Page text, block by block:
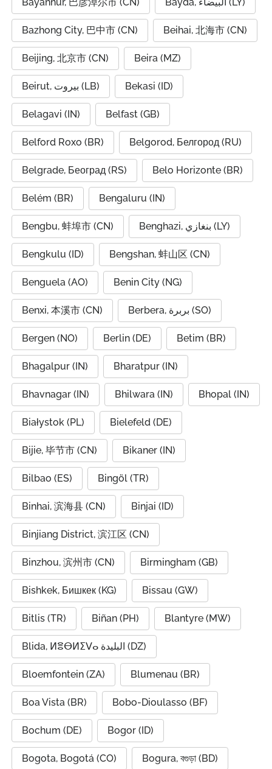
Bazhong City, 巴中市 (CN) Beihai, 北海市 (CN)
Beijing, 北京市 (CN) Beira (MZ)
Beirut, بيروت (LB) Bekasi (ID)
Belagavi (IN) Belfast (GB)
Belford Roxo (BR) Belgorod, Белгород (RU)
Belgrade, Београд (RS) Belo Horizonte (BR)
Belém (BR) Bengaluru (IN)
Bengbu, 蚌埠市 (CN) Benghazi, بنغازي (LY)
Bengkulu (ID) Bengshan, 蚌山区 (CN)
Benguela (AO) Benin City (NG)
Benxi, 本溪市 (CN) Berbera, بربرة (SO)
Bergen (NO) Berlin (DE) Betim (BR)
Bhagalpur (IN) Bharatpur (IN)
Bhavnagar (IN) Bhilwara (IN) Bhopal (IN)
Białystok (PL) Bielefeld (DE)
Bijie, 毕节市 (CN) Bikaner (IN)
Bilbao (ES) Bingöl (TR)
Binhai, 滨海县 (CN) Binjai (ID)
Binjiang District, 滨江区 (CN)
Binzhou, 滨州市 (CN) Birmingham (GB)
Bishkek, Бишкек (KG) Bissau (GW)
Bitlis (TR) Biñan (PH) Blantyre (MW)
Blida, ⵍⴻⴱⵍⵉⴸⴰ البليدة (DZ)
Bloemfontein (ZA) Blumenau (BR)
Boa Vista (BR) Bobo-Dioulasso (BF)
Bochum (DE) Bogor (ID)
Bogota, Bogotá (CO) Bogura, বগুড়া (BD)